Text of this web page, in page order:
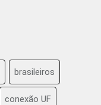
brasileiros
conexão UF